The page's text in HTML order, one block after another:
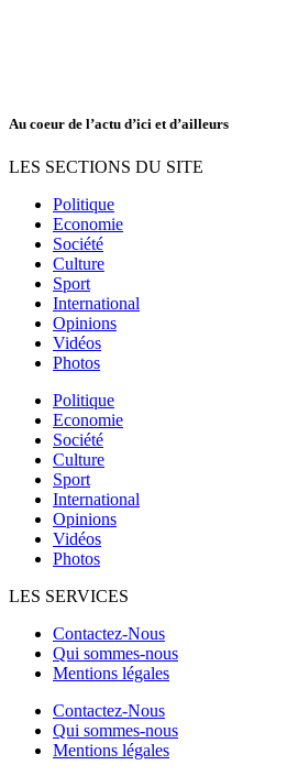
Au coeur de l’actu d’ici et d’ailleurs
LES SECTIONS DU SITE
Politique
Economie
Société
Culture
Sport
International
Opinions
Vidéos
Photos
Politique
Economie
Société
Culture
Sport
International
Opinions
Vidéos
Photos
LES SERVICES
Contactez-Nous
Qui sommes-nous
Mentions légales
Contactez-Nous
Qui sommes-nous
Mentions légales